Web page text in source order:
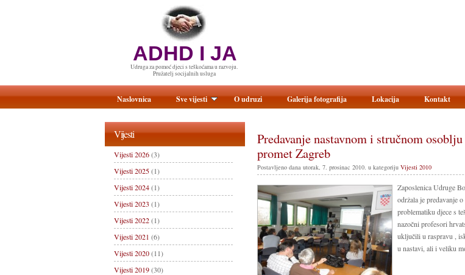
ADHD I JA
Udruga za pomoć djeci s teškoćama u razvoju.
Pružatelj socijalnih usluga
Predavanje nastavnom i stručnom
promet Zagreb
Postavljeno dana utorak, 7. prosinac 2010. u kategoriju Vijesti 2010
Zaposlenica Udruge
održala je predavanje
problematiku djece s
nazočni profesori
uključili u raspravu ,
u nastavi, ali i veliku
Vijesti
Vijesti 2026(3)
Vijesti 2025(1)
Vijesti 2024(1)
Vijesti 2023 (1)
Vijesti 2022(1)
Vijesti 2021 (6)
Vijesti 2020(11)
Vijesti 2019(30)
Naslovnica Sve vijesti O udruzi Galerija fotografija Lokacija Kontakt